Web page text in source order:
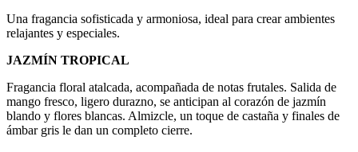
Una fragancia sofisticada y armoniosa, ideal para crear ambientes
relajantes y especiales.
JAZMÍN TROPICAL
Fragancia floral atalcada, acompañada de notas frutales. Salida de
mango fresco, ligero durazno, se anticipan al corazón de jazmín
blando y flores blancas. Almizcle, un toque de castaña y finales de
ámbar gris le dan un completo cierre.